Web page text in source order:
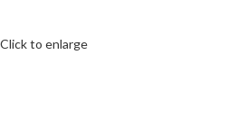
Click to enlarge